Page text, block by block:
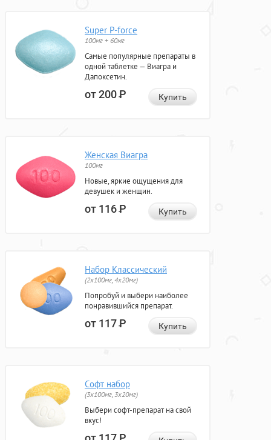
Super P-force
100мг + 60мг
Самые популярные препараты в
одной таблетке — Виагра и
Дапоксетин.
от 200Р Купить
Женская Виагра
100мг
Новые, яркие ощущения для
девушек и женщин.
от 116Р Купить
Набор Классический
(2x100мг, 4x20мг)
Попробуй и выбери наиболее
понравившийся препарат.
от 117Р Купить
Софт набор
(3x100мг, 3x20мг)
Выбери софт-препарат на свой
вкус!